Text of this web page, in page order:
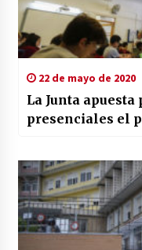
22 de mayo de 2020
La Junta
presenciales el